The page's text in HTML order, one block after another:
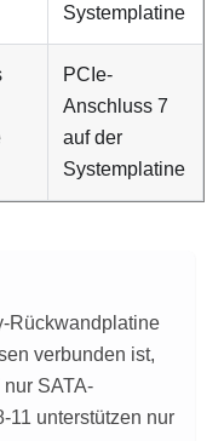
Systemplatine
PCIe-
Anschluss 7
auf der
Systemplatine
Rückwandplatine
verbunden ist,
SATA-
11 unterstützen nur